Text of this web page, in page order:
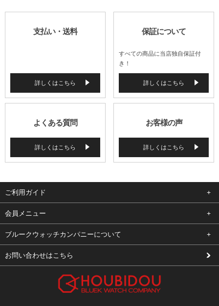
支払い・送料
詳しくはこちら
保証について
すべての商品に当店独自保証付
き！
詳しくはこちら
よくある質問
詳しくはこちら
お客様の声
詳しくはこちら
ご利用ガイド
よくある質問
支払い・送料
修理依頼
会員メニュー
ログイン
お気に入り
ブルークウォッチカンパニーについて
会社概要
お問い合わせはこちら